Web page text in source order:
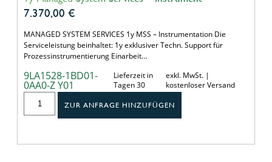
7.370,00 €
MANAGED SYSTEM SERVICES 1y MSS – Instrumentation Die
Serviceleistung beinhaltet: 1y exklusiver Techn. Support für
Prozessinstrumentierung Einarbeit…
9LA1528-1BD01-
0AA0-Z Y01
Lieferzeit in
Tagen 30
exkl. MwSt. |
kostenloser Versand
ZUR ANFRAGE HINZUFÜGEN